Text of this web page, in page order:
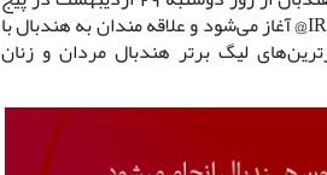
اینستاگرام فدراسیون هندبال به آدرس IRIHF@ آغاز می‌شود و علاقه مندان به هندبال با
لیگ برتر هندبال مردان و زنان